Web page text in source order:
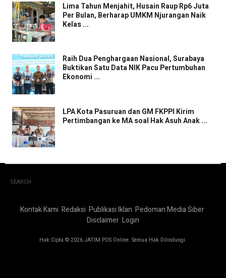
Lima Tahun Menjahit, Husain Raup Rp6 Juta
Per Bulan, Berharap UMKM Njurangan Naik
Kelas ...
Raih Dua Penghargaan Nasional, Surabaya
Buktikan Satu Data NIK Pacu Pertumbuhan
Ekonomi ...
LPA Kota Pasuruan dan GM FKPPI Kirim
Pertimbangan ke MA soal Hak Asuh Anak ...
SEARCH
Kontak Kami Redaksi Publikasi Iklan Pedoman Media Siber
Disclaimer Login
Hak Cipta © 2026 JATIM POS Online. Semua Hak Dilindungi.